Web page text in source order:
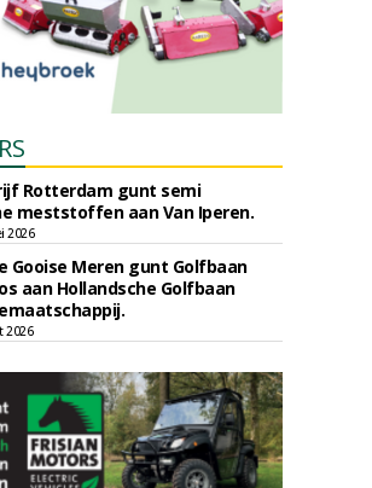
Rotterdam gunt semi
meststoffen aan Van Iperen.
2026
Gooise Meren gunt Golfbaan
aan Hollandsche Golfbaan
2026